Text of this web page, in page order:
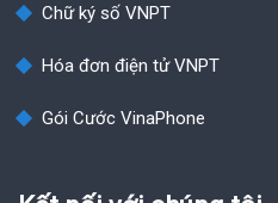
Chữ ký số VNPT
Hóa đơn điện tử VNPT
Gói Cước VinaPhone